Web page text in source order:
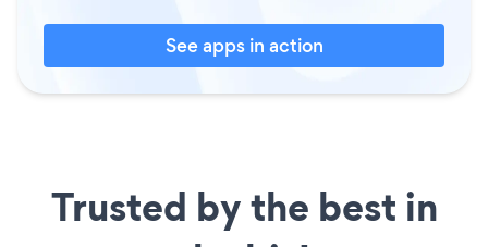
See apps in action
Trusted by the best in